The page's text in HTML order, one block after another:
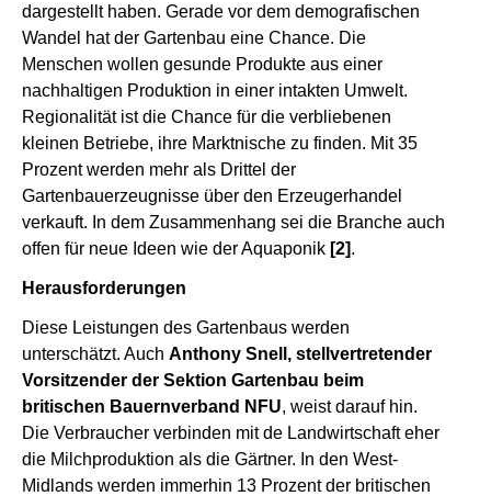
dargestellt haben. Gerade vor dem demografischen
Wandel hat der Gartenbau eine Chance. Die
Menschen wollen gesunde Produkte aus einer
nachhaltigen Produktion in einer intakten Umwelt.
Regionalität ist die Chance für die verbliebenen
kleinen Betriebe, ihre Marktnische zu finden. Mit 35
Prozent werden mehr als Drittel der
Gartenbauerzeugnisse über den Erzeugerhandel
verkauft. In dem Zusammenhang sei die Branche auch
offen für neue Ideen wie der Aquaponik [2].
Herausforderungen
Diese Leistungen des Gartenbaus werden
unterschätzt. Auch Anthony Snell, stellvertretender
Vorsitzender der Sektion Gartenbau beim
britischen Bauernverband NFU, weist darauf hin.
Die Verbraucher verbinden mit de Landwirtschaft eher
die Milchproduktion als die Gärtner. In den West-
Midlands werden immerhin 13 Prozent der britischen